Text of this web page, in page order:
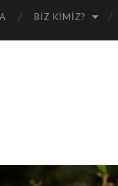
BIZ KIMIZ?